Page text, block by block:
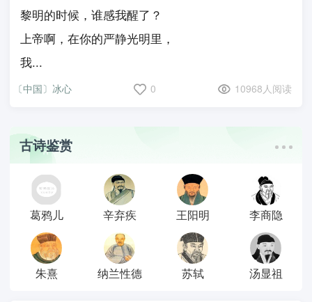
黎明的时候，谁感我醒了？
上帝啊，在你的严静光明里，
我...
〔中国〕冰心 0 10968人阅读
古诗鉴赏
葛鸦儿 辛弃疾 王阳明 李商隐
朱熹 纳兰性德 苏轼 汤显祖